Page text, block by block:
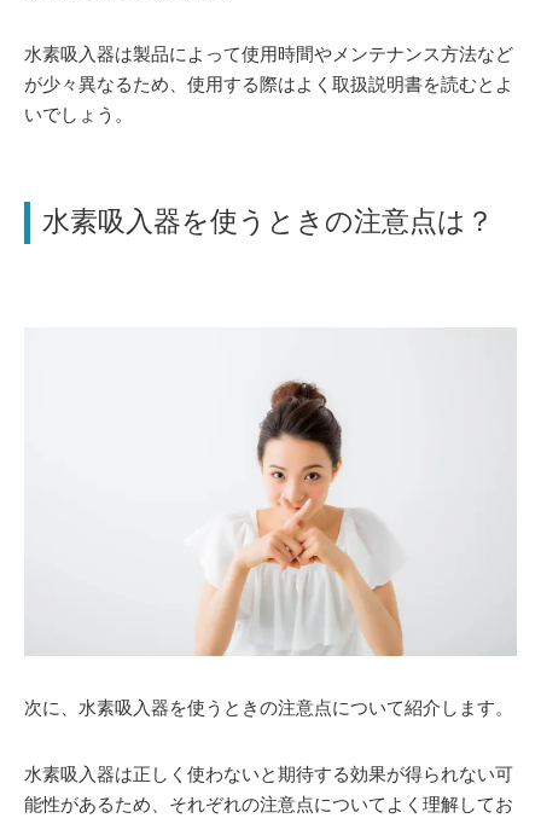
水素吸入器は製品によって使用時間やメンテナンス方法など
が少々異なるため、使用する際はよく取扱説明書を読むとよ
いでしょう。
水素吸入器を使うときの注意点は？
次に、水素吸入器を使うときの注意点について紹介します。
水素吸入器は正しく使わないと期待する効果が得られない可
能性があるため、それぞれの注意点についてよく理解してお